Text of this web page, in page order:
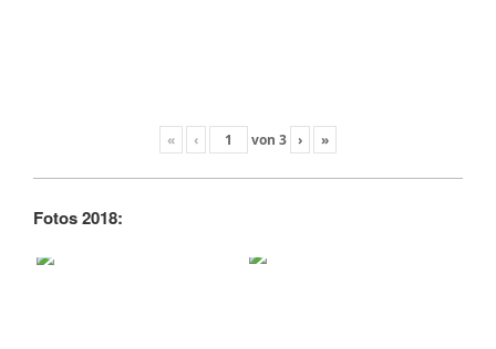
« ‹ von 3 › »
Fotos 2018: